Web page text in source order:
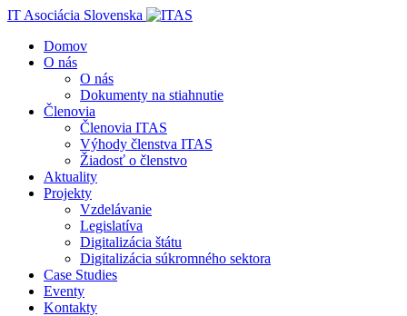
IT Asociácia Slovenska
Domov
O nás
O nás
Dokumenty na stiahnutie
Členovia
Členovia ITAS
Výhody členstva ITAS
Žiadosť o členstvo
Aktuality
Projekty
Vzdelávanie
Legislatíva
Digitalizácia štátu
Digitalizácia súkromného sektora
Case Studies
Eventy
Kontakty